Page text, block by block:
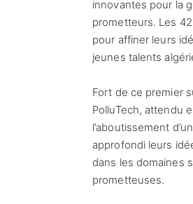
innovantes pour la
prometteurs. Les
pour affiner leurs
jeunes talents
Fort de ce premier
PolluTech, attendu
l’aboutissement
approfondi leurs
dans les domaines
prometteuses.